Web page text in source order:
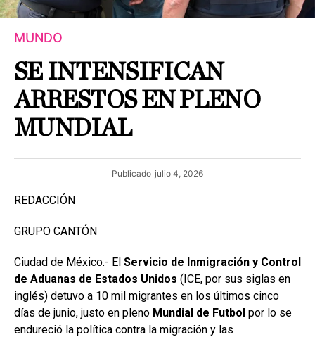
MUNDO
SE INTENSIFICAN
ARRESTOS EN PLENO
MUNDIAL
Publicado julio 4, 2026
REDACCIÓN
GRUPO CANTÓN
Ciudad de México.- El Servicio de Inmigración y Control
de Aduanas de Estados Unidos (ICE, por sus siglas en
inglés) detuvo a 10 mil migrantes en los últimos cinco
días de junio, justo en pleno Mundial de Futbol por lo se
endureció la política contra la migración y las